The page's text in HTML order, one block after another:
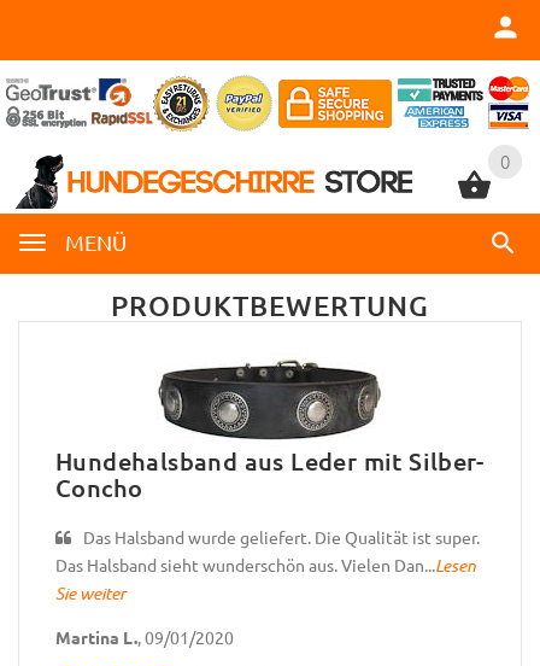
0
MENÜ
0
PRODUKTBEWERTUNG
Hundehalsband aus Leder mit Silber-
Concho
Das Halsband wurde geliefert. Die Qualität ist super.
Das Halsband sieht wunderschön aus. Vielen Dan...Lesen
Sie weiter
Martina L., 09/01/2020